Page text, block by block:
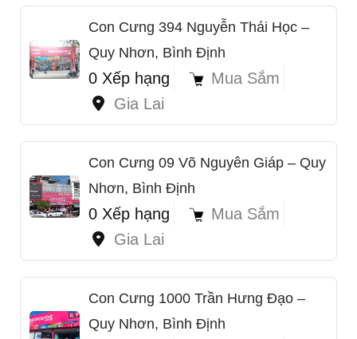
Con Cưng 394 Nguyễn Thái Học –
Quy Nhơn, Bình Định
0 Xếp hạng
Mua Sắm
Gia Lai
Con Cưng 09 Võ Nguyên Giáp – Quy
Nhơn, Bình Định
0 Xếp hạng
Mua Sắm
Gia Lai
Con Cưng 1000 Trần Hưng Đạo –
Quy Nhơn, Bình Định